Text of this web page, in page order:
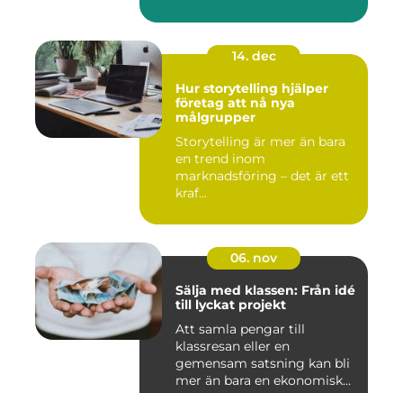
14. dec
Hur storytelling hjälper
företag att nå nya
målgrupper
Storytelling är mer än bara
en trend inom
marknadsföring – det är ett
kraf...
06. nov
Sälja med klassen: Från idé
till lyckat projekt
Att samla pengar till
klassresan eller en
gemensam satsning kan bli
mer än bara en ekonomisk